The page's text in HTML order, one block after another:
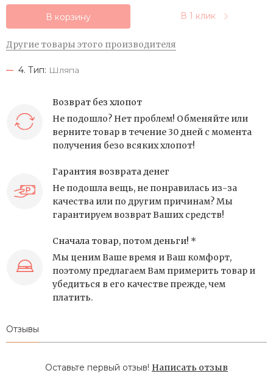
В корзину В 1 клик
Другие товары этого производителя
4. Тип: Шляпа
Возврат без хлопот
Не подошло? Нет проблем! Обменяйте или
верните товар в течение 30 дней с момента
получения безо всяких хлопот!
Гарантия возврата денег
Не подошла вещь, не понравилась из-за
качества или по другим причинам? Мы
гарантируем возврат Ваших средств!
Сначала товар, потом деньги! *
Мы ценим Ваше время и Ваш комфорт,
поэтому предлагаем Вам примерить товар и
убедиться в его качестве прежде, чем
платить.
Отзывы
Оставьте первый отзыв! Написать отзыв